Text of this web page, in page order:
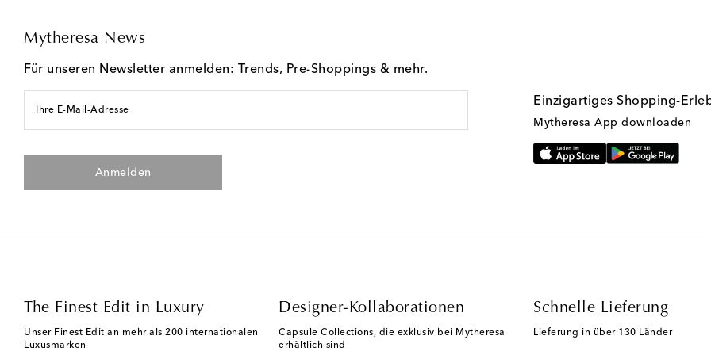
Mytheresa News
Für unseren Newsletter anmelden: Trends, Pre-Shoppings & mehr.
Ihre E-Mail-Adresse
Anmelden
Einzigartiges Shopping-
Mytheresa App downloaden
The Finest Edit in Luxury
Unser Finest Edit an mehr als 200 internationalen
Luxusmarken
Designer-Kollaborationen
Capsule Collections, die exklusiv bei Mytheresa
erhältlich sind
Schnelle Lieferung
Lieferung in über 130 Länder